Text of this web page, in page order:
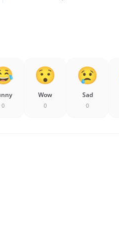
0
Wow
0
Sad
0